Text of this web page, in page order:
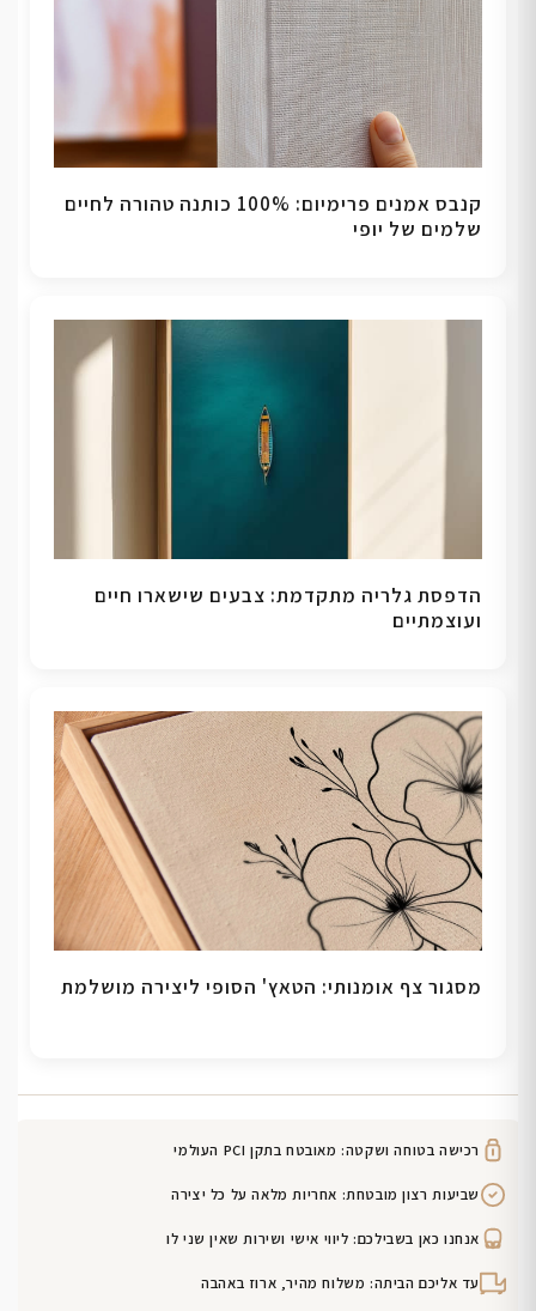
קנבס אמנים פרימיום: 100% כותנה טהורה לחיים
שלמים של יופי
הדפסת גלריה מתקדמת: צבעים שישארו חיים
ועוצמתיים
מסגור צף אומנותי: הטאץ' הסופי ליצירה מושלמת
רכישה בטוחה ושקטה: מאובטח בתקן PCI העולמי
שביעות רצון מובטחת: אחריות מלאה על כל יצירה
אנחנו כאן בשבילכם: ליווי אישי ושירות שאין שני לו
עד אליכם הביתה: משלוח מהיר, ארוז באהבה